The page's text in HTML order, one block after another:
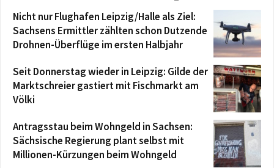
Nicht nur Flughafen Leipzig/Halle als Ziel:
Sachsens Ermittler zählten schon Dutzende
Drohnen-Überflüge im ersten Halbjahr
Seit Donnerstag wieder in Leipzig: Gilde der
Marktschreier gastiert mit Fischmarkt am
Völki
Antragsstau beim Wohngeld in Sachsen:
Sächsische Regierung plant selbst mit
Millionen-Kürzungen beim Wohngeld